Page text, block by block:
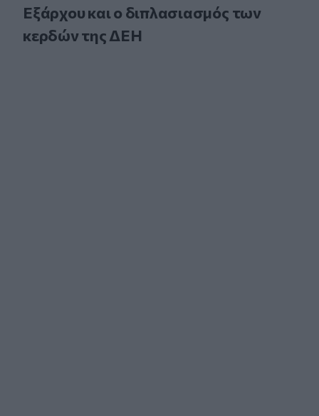
Εξάρχου και ο διπλασιασμός των
κερδών της ΔΕΗ